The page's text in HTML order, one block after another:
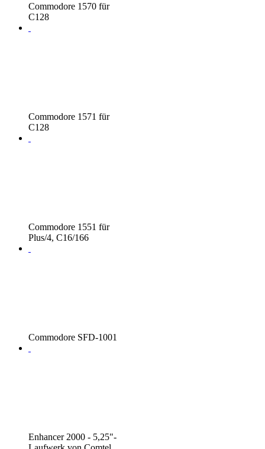
Commodore 1570 für
C128
Commodore 1571 für
C128
Commodore 1551 für
Plus/4, C16/166
Commodore SFD-1001
Enhancer 2000 - 5,25"-